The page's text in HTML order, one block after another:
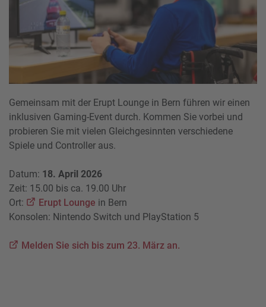
Gemeinsam mit der Erupt Lounge in Bern führen wir einen
inklusiven Gaming-Event durch. Kommen Sie vorbei und
probieren Sie mit vielen Gleichgesinnten verschiedene
Spiele und Controller aus.
Datum: 18. April 2026
Zeit: 15.00 bis ca. 19.00 Uhr
Ort:
Erupt Lounge in Bern
Konsolen: Nintendo Switch und PlayStation 5
Melden Sie sich bis zum 23. März an.